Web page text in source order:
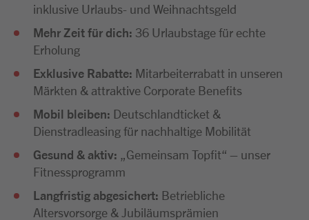
inklusive Urlaubs- und Weihnachtsgeld
Mehr Zeit für dich: 36 Urlaubstage für echte
Erholung
Exklusive Rabatte: Mitarbeiterrabatt in unseren
Märkten & attraktive Corporate Benefits
Mobil bleiben: Deutschlandticket &
Dienstradleasing für nachhaltige Mobilität
Gesund & aktiv: „Gemeinsam Topfit“ – unser
Fitnessprogramm
Langfristig abgesichert: Betriebliche
Altersvorsorge & Jubiläumsprämien